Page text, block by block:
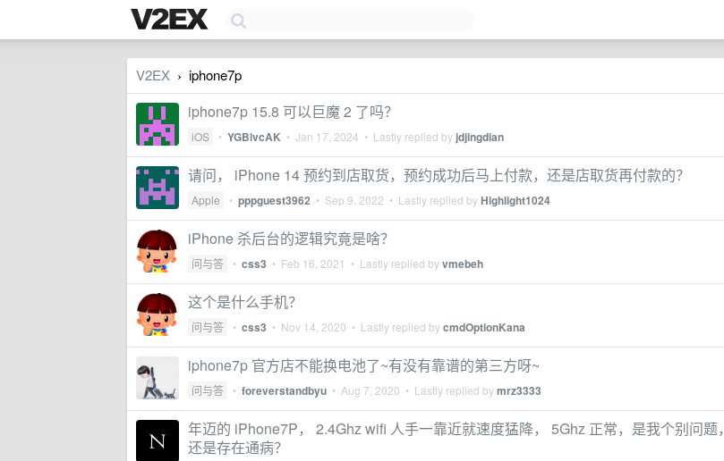
V2EX › iphone7p
iphone7p 15.8 可以巨魔 2 了吗？
iOS • YGBlvcAK • Jan 17, 2024 • Lastly replied by jdjingdian
请问， iPhone 14 预约到店取货，预约成功后马上付款，还是店取货再付款的？
Apple • pppguest3962 • Sep 9, 2022 • Lastly replied byHighlight1024
iPhone 杀后台的逻辑究竟是啥？
问与答 • css3 • Feb 16, 2021 • Lastly replied byvmebeh
这个是什么手机？
问与答 • css3 • Nov 14, 2020 • Lastly replied bycmdOptionKana
iphone7p 官方店不能换电池了~有没有靠谱的第三方呀~
问与答 • foreverstandbyu • Aug 7, 2020 • Lastly replied bymrz3333
年迈的 iPhone7P， 2.4Ghz wifi 人手一靠近就速度猛降， 5Ghz 正常，是我个别问题，
还是存在通病？